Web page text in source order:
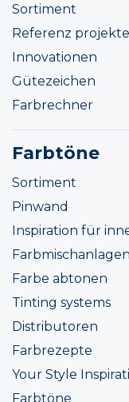
Sortiment
Referenz projekte
Innovationen
Gütezeichen
Farbrechner
Farbtöne
Sortiment
Pinwand
Inspiration für
Farbmischanlagen
Farbe abtonen
Tinting systems
Distributoren
Farbrezepte
Your Style
Farbtöne